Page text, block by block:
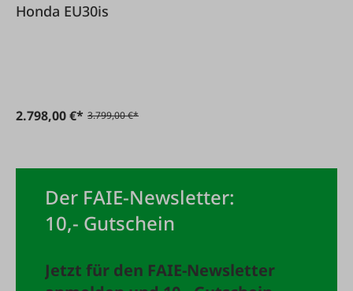
Honda EU30is
2.798,00 €* 3.799,00 €*
Der FAIE-Newsletter:
10,- Gutschein
Jetzt für den FAIE-Newsletter